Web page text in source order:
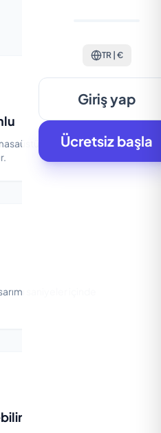
TR | €
Giriş yap
Ücretsiz başla
ekranlara kadar, tüm
saniyeler içinde